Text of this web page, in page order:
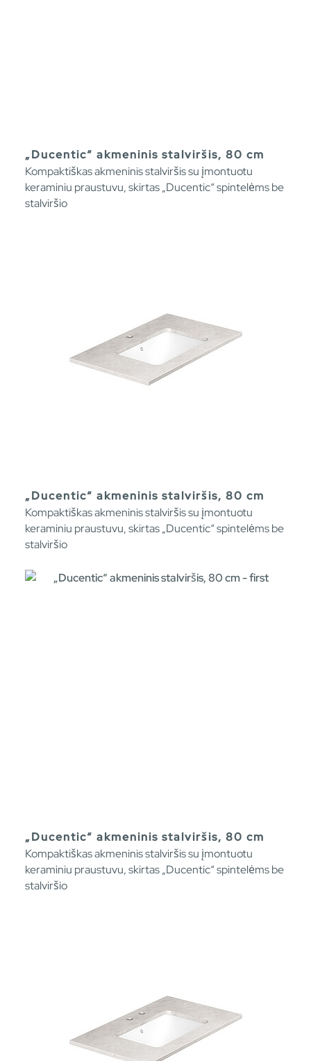
„Ducentic“ akmeninis stalviršis, 80 cm
Kompaktiškas akmeninis stalviršis su įmontuotu
keraminiu praustuvu, skirtas „Ducentic“ spintelėms be
stalviršio
„Ducentic“ akmeninis stalviršis, 80 cm
Kompaktiškas akmeninis stalviršis su įmontuotu
keraminiu praustuvu, skirtas „Ducentic“ spintelėms be
stalviršio
„Ducentic“ akmeninis stalviršis, 80 cm
Kompaktiškas akmeninis stalviršis su įmontuotu
keraminiu praustuvu, skirtas „Ducentic“ spintelėms be
stalviršio